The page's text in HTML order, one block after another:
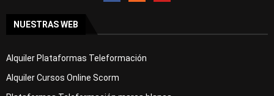
NUESTRAS WEB
Alquiler Plataformas Teleformación
Alquiler Cursos Online Scorm